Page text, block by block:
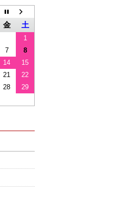
金 土
1
7
8
14
15
21
22
28
29